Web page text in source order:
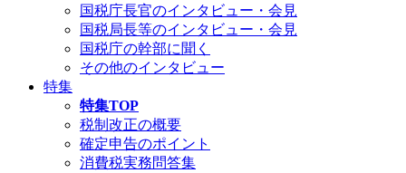
国税庁長官のインタビュー・会見
国税局長等のインタビュー・会見
国税庁の幹部に聞く
その他のインタビュー
特集
特集TOP
税制改正の概要
確定申告のポイント
消費税実務問答集